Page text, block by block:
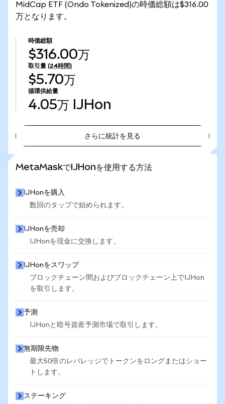
MidCap ETF (Ondo Tokenized)の時価総額は$316.00
万となります。
時価総額
$316.00万
取引量 (24時間)
$5.70万
循環供給量
4.05万 IJHon
さらに統計を見る
MetaMaskでIJHonを使用する方法
IJHonを購入
数回のタップで始められます。
IJHonを売却
IJHonを現金に交換します。
IJHonをスワップ
ブロックチェーン間およびブロックチェーン上でIJHon
を取引します。
予測
IJHonと暗号資産予測市場で取引します。
無期限先物
最大50倍のレバレッジでトークンをロングまたはショー
トします。
ステーキング